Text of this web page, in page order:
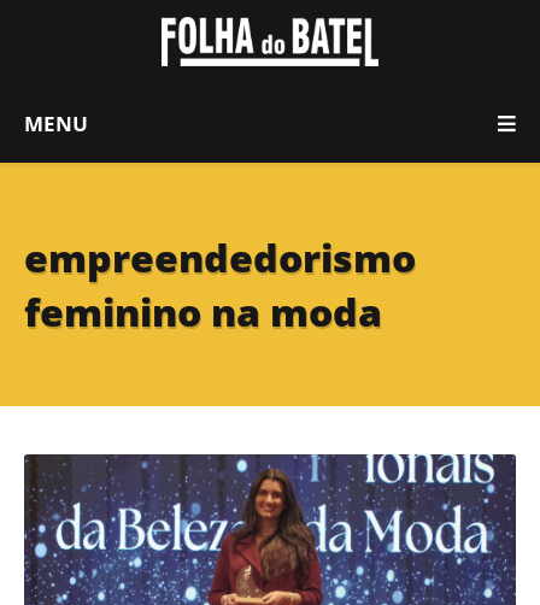
MENU
empreendedorismo
feminino na moda